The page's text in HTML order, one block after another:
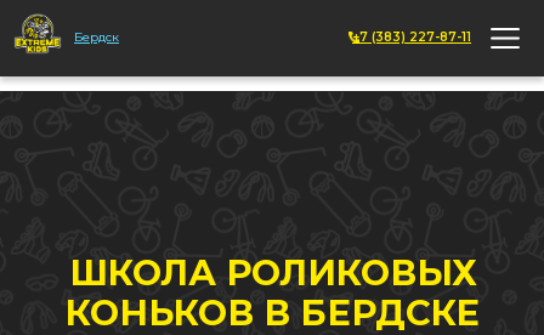
Бердск +7 (383) 227-87-11
ШКОЛА РОЛИКОВЫХ
КОНЬКОВ В БЕРДСКЕ